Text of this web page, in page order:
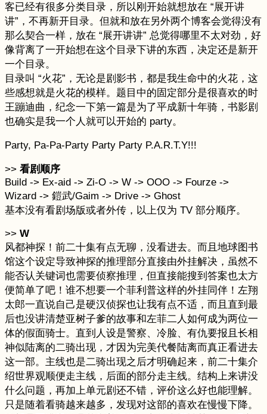
客已经有很多分类目录，所以刚开始就想放在 “展开讲
讲”，不再新开目录。但就和放在另外两个博客会觉得没有
那么契合一样，放在 “展开讲讲” 总觉得哪里不太对劲，好
像背离了一开始想在这个目录下讲的东西，决定还是新开
一个目录。
目录叫 “火花”，无论是剧影书，都是我生命中的火花，这
些感想就是火花的模样。题目中的固定部分是很喜欢的时
王蹦迪曲，纪念一下第一篇是为了平成新十年骑，书影剧
也确实是我一个人就可以开始的 party。
Party, Pa-Pa-Party Party Party P.A.R.T.Y!!!
>> 看剧顺序
Build -> Ex-aid -> Zi-O -> W -> OOO -> Fourze ->
Wizard -> 鎧武/Gaim -> Drive -> Ghost
基本没有看剧场版或者外传，以上仅为 TV 部分顺序。
>> W
风都神探！前二十集有点无聊，没看进去。而且地球图书
馆这个设定导致神探的推理部分直接由外挂解决，虽然不
能否认关键词也需要侦察推理，但直接能搜到答案也太方
便简单了吧！谁不想要一个菲利普这样的外挂同伴！左翔
太郎一直说自己是硬汉侦探也让我有点不适，而且直到最
后也没讲清楚亚树子爹的故事和左菲二人如何成为两位一
体的假面骑士。直到人设是警察、冷脸、有仇要报且长相
神似陆离的二骑出现，才因为完美代餐陆离而真正看进去
这一部。主线也是二骑出现之后才明确起来，前二十集介
绍世界观顺便走主线，后面的部分走主线。结构上来讲没
什么问题，再加上单元剧还不错，评价这么好也能理解。
只是随着看骑越来越多，发现对这部的喜欢在慢慢下降。